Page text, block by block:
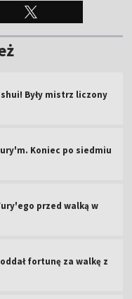
Były mistrz liczony
Koniec po siedmiu
przed walką w
fortunę za walkę z